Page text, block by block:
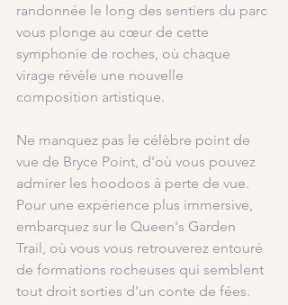
randonnée le long des sentiers du parc
vous plonge au cœur de cette
symphonie de roches, où chaque
virage révèle une nouvelle
composition artistique.
Ne manquez pas le célèbre point de
vue de Bryce Point, d'où vous pouvez
admirer les hoodoos à perte de vue.
Pour une expérience plus immersive,
embarquez sur le Queen's Garden
Trail, où vous vous retrouverez entouré
de formations rocheuses qui semblent
tout droit sorties d'un conte de fées.